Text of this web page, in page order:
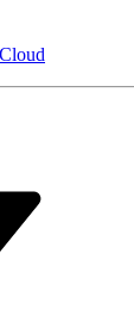
отсутствуют